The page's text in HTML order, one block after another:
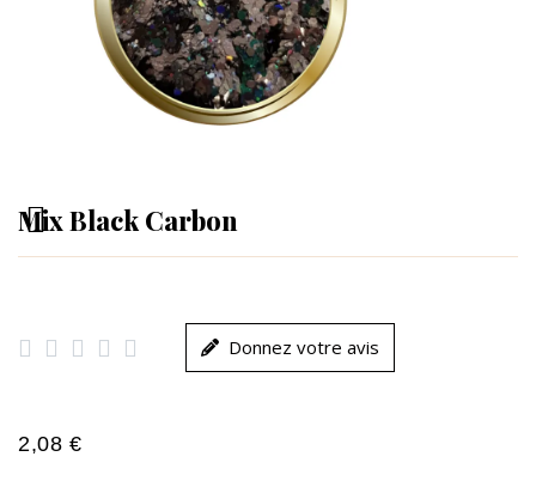
Mix Black Carbon
     Donnez votre avis
2,08 €